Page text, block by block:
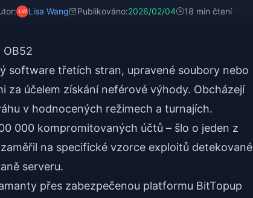
Lisa Wang Publikováno:2026/02/04 18 min čtení
OB52
software třetích stran, upravené soubory nebo
za účelem získání neférové výhody. Obcházejí
v hodnocených režimech a turnajích.
000 kompromitovaných účtů – šlo o jeden z
na specifické vzorce exploitů detekované
serveru.
přes zabezpečenou platformu BitTopup